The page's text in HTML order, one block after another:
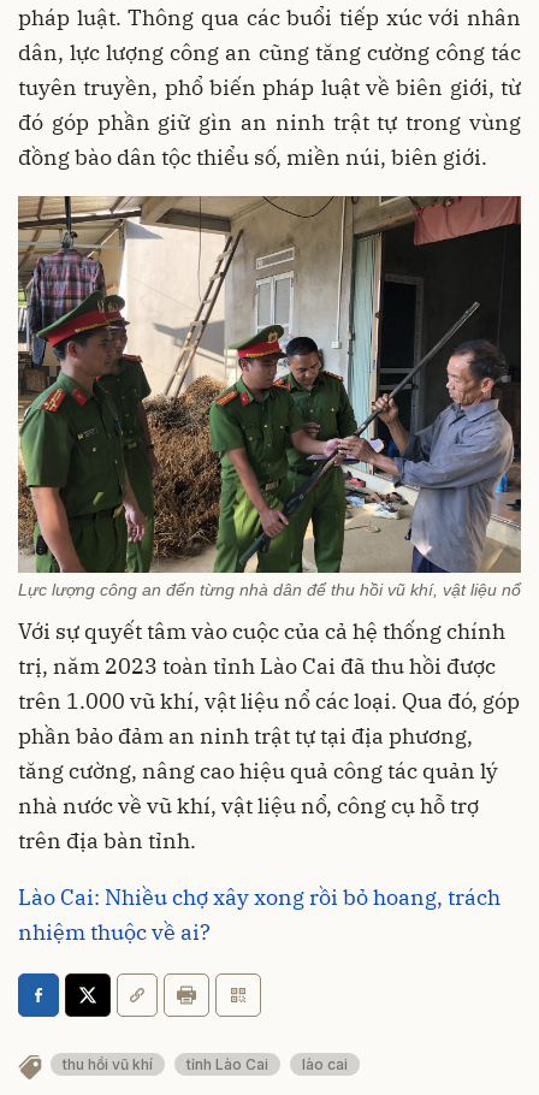
pháp luật. Thông qua các buổi tiếp xúc với nhân
dân, lực lượng công an cũng tăng cường công tác
tuyên truyền, phổ biến pháp luật về biên giới, từ
đó góp phần giữ gìn an ninh trật tự trong vùng
đồng bào dân tộc thiểu số, miền núi, biên giới.
Lực lượng công an đến từng nhà dân để thu hồi vũ khí, vật liệu nổ
Với sự quyết tâm vào cuộc của cả hệ thống chính
trị, năm 2023 toàn tỉnh Lào Cai đã thu hồi được
trên 1.000 vũ khí, vật liệu nổ các loại. Qua đó, góp
phần bảo đảm an ninh trật tự tại địa phương,
tăng cường, nâng cao hiệu quả công tác quản lý
nhà nước về vũ khí, vật liệu nổ, công cụ hỗ trợ
trên địa bàn tỉnh.
Lào Cai: Nhiều chợ xây xong rồi bỏ hoang, trách
nhiệm thuộc về ai?
thu hồi vũ khí tỉnh Lào Cai lào cai